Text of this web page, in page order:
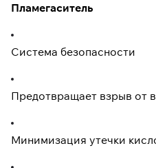
Пламегаситель
Система безопасности
Предотвращает взрыв от
Минимизация утечки